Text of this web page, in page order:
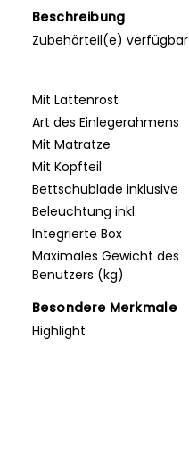
Beschreibung
Zubehörteil(e) verfügbar
Mit Lattenrost
Art des Einlegerahmens
Mit Matratze
Mit Kopfteil
Bettschublade inklusive
Beleuchtung inkl.
Integrierte Box
Maximales Gewicht des
Benutzers (kg)
Besondere Merkmale
Highlight